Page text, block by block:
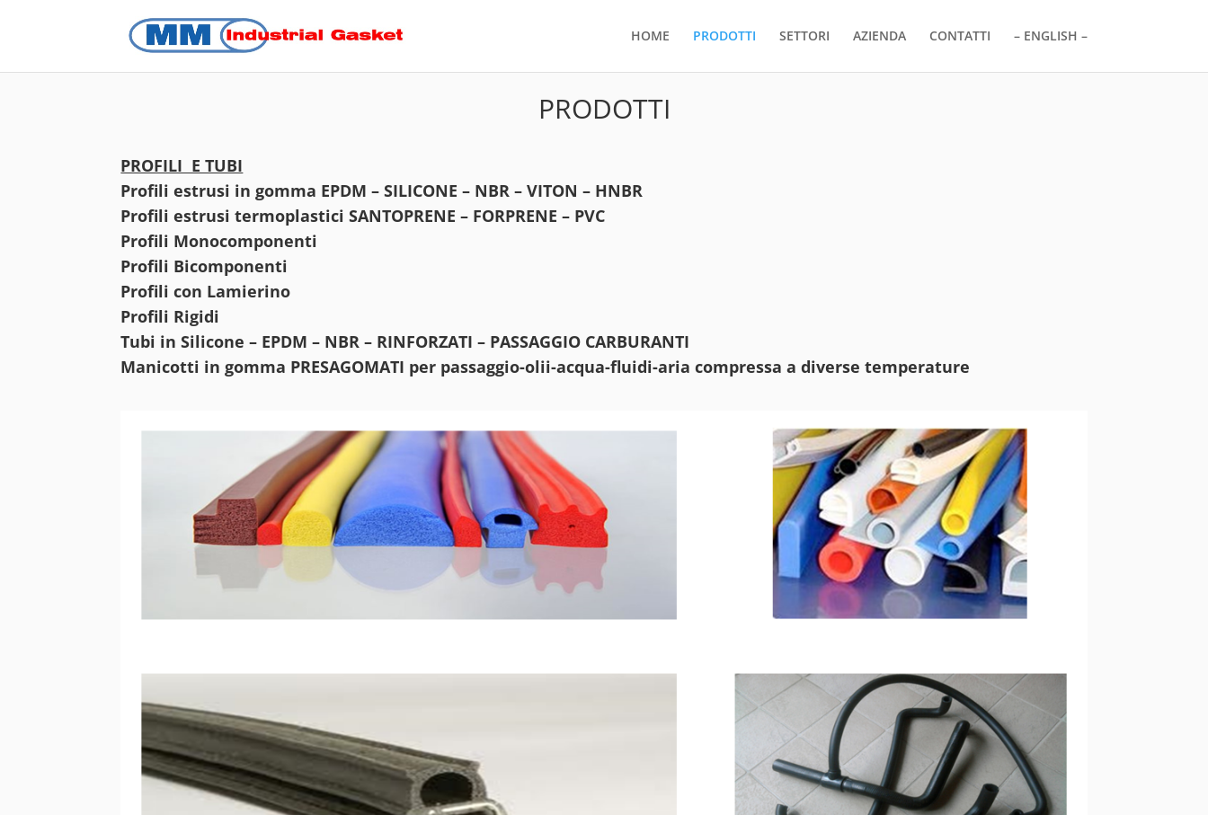
HOME PRODOTTI SETTORI AZIENDA CONTATTI – ENGLISH –
PRODOTTI
PROFILI E TUBI
Profili estrusi in gomma EPDM – SILICONE – NBR – VITON – HNBR
Profili estrusi termoplastici SANTOPRENE – FORPRENE – PVC
Profili Monocomponenti
Profili Bicomponenti
Profili con Lamierino
Profili Rigidi
Tubi in Silicone – EPDM – NBR – RINFORZATI – PASSAGGIO CARBURANTI
Manicotti in gomma PRESAGOMATI per passaggio-olii-acqua-fluidi-aria compressa a diverse temperature